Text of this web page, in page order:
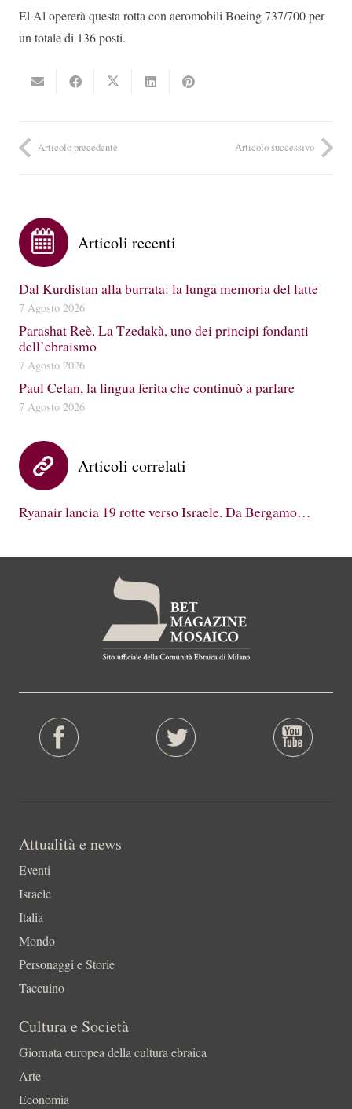
El Al opererà questa rotta con aeromobili Boeing 737/700 per
un totale di 136 posti.
Articolo precedente Articolo successivo
Articoli recenti
Dal Kurdistan alla burrata: la lunga memoria del latte
7 Agosto 2026
Parashat Reè. La Tzedakà, uno dei principi fondanti
dell’ebraismo
7 Agosto 2026
Paul Celan, la lingua ferita che continuò a parlare
7 Agosto 2026
Articoli correlati
Ryanair lancia 19 rotte verso Israele. Da Bergamo…
Attualità e news
Eventi
Israele
Italia
Mondo
Personaggi e Storie
Taccuino
Cultura e Società
Giornata europea della cultura ebraica
Arte
Economia